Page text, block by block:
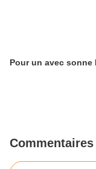
Pour un avec sonne
Commentaires